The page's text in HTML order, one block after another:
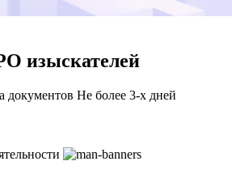
изыскателей
документов Не более 3-х дней